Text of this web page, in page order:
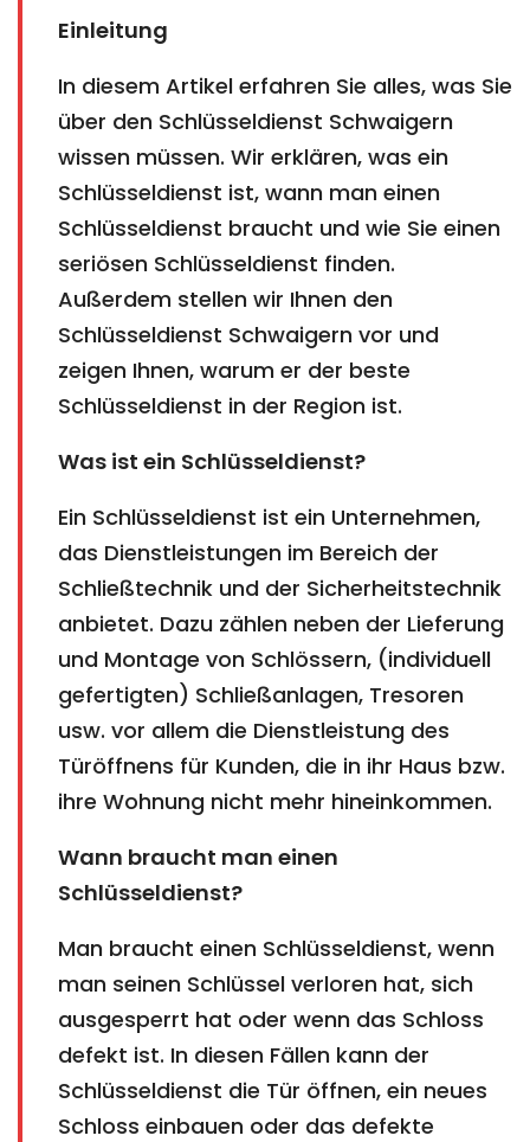
Einleitung
In diesem Artikel erfahren Sie alles, was Sie
über den Schlüsseldienst Schwaigern
wissen müssen. Wir erklären, was ein
Schlüsseldienst ist, wann man einen
Schlüsseldienst braucht und wie Sie einen
seriösen Schlüsseldienst finden.
Außerdem stellen wir Ihnen den
Schlüsseldienst Schwaigern vor und
zeigen Ihnen, warum er der beste
Schlüsseldienst in der Region ist.
Was ist ein Schlüsseldienst?
Ein Schlüsseldienst ist ein Unternehmen,
das Dienstleistungen im Bereich der
Schließtechnik und der Sicherheitstechnik
anbietet. Dazu zählen neben der Lieferung
und Montage von Schlössern, (individuell
gefertigten) Schließanlagen, Tresoren
usw. vor allem die Dienstleistung des
Türöffnens für Kunden, die in ihr Haus bzw.
ihre Wohnung nicht mehr hineinkommen.
Wann braucht man einen
Schlüsseldienst?
Man braucht einen Schlüsseldienst, wenn
man seinen Schlüssel verloren hat, sich
ausgesperrt hat oder wenn das Schloss
defekt ist. In diesen Fällen kann der
Schlüsseldienst die Tür öffnen, ein neues
Schloss einbauen oder das defekte